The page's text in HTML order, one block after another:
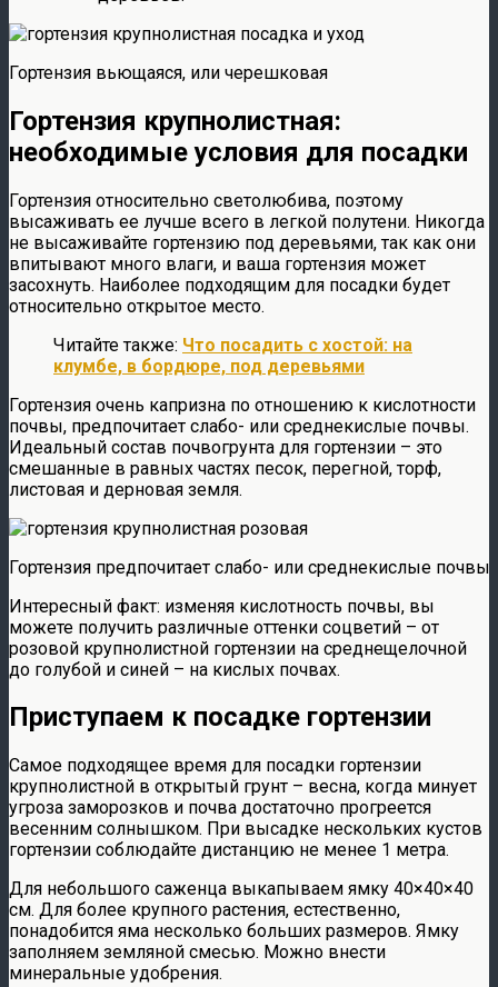
Гортензия вьющаяся, или черешковая
Гортензия крупнолистная:
необходимые условия для посадки
Гортензия относительно светолюбива, поэтому
высаживать ее лучше всего в легкой полутени. Никогда
не высаживайте гортензию под деревьями, так как они
впитывают много влаги, и ваша гортензия может
засохнуть. Наиболее подходящим для посадки будет
относительно открытое место.
Читайте также: Что посадить с хостой: на
клумбе, в бордюре, под деревьями
Гортензия очень капризна по отношению к кислотности
почвы, предпочитает слабо- или среднекислые почвы.
Идеальный состав почвогрунта для гортензии – это
смешанные в равных частях песок, перегной, торф,
листовая и дерновая земля.
Гортензия предпочитает слабо- или среднекислые почвы
Интересный факт: изменяя кислотность почвы, вы
можете получить различные оттенки соцветий – от
розовой крупнолистной гортензии на среднещелочной
до голубой и синей – на кислых почвах.
Приступаем к посадке гортензии
Самое подходящее время для посадки гортензии
крупнолистной в открытый грунт – весна, когда минует
угроза заморозков и почва достаточно прогреется
весенним солнышком. При высадке нескольких кустов
гортензии соблюдайте дистанцию не менее 1 метра.
Для небольшого саженца выкапываем ямку 40×40×40
см. Для более крупного растения, естественно,
понадобится яма несколько больших размеров. Ямку
заполняем земляной смесью. Можно внести
минеральные удобрения.